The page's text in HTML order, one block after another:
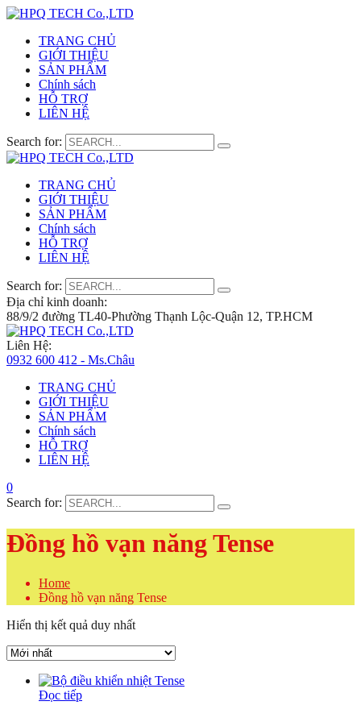
TRANG CHỦ
GIỚI THIỆU
SẢN PHẨM
Chính sách
HỖ TRỢ
LIÊN HỆ
Search for:
TRANG CHỦ
GIỚI THIỆU
SẢN PHẨM
Chính sách
HỖ TRỢ
LIÊN HỆ
Search for:
Địa chỉ kinh doanh:
88/9/2 đường TL40-Phường Thạnh Lộc-Quận 12, TP.HCM
Liên Hệ:
0932 600 412 - Ms.Châu
TRANG CHỦ
GIỚI THIỆU
SẢN PHẨM
Chính sách
HỖ TRỢ
LIÊN HỆ
0
Search for:
Đồng hồ vạn năng Tense
Home
Đồng hồ vạn năng Tense
Hiển thị kết quả duy nhất
Đọc tiếp